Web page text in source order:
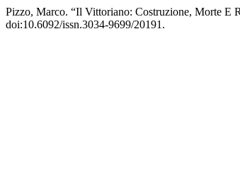
Pizzo, Marco. “Il Vittoriano: Costruzione, Morte E
doi:10.6092/issn.3034-9699/20191.